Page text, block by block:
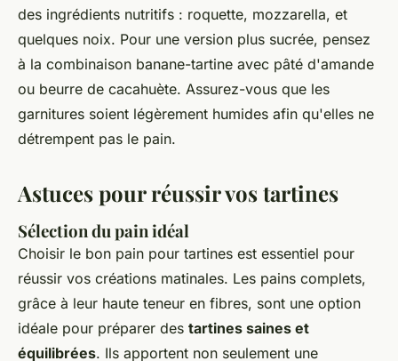
des ingrédients nutritifs : roquette, mozzarella, et
quelques noix. Pour une version plus sucrée, pensez
à la combinaison banane-tartine avec pâté d'amande
ou beurre de cacahuète. Assurez-vous que les
garnitures soient légèrement humides afin qu'elles ne
détrempent pas le pain.
Astuces pour réussir vos tartines
Sélection du pain idéal
Choisir le bon pain pour tartines est essentiel pour
réussir vos créations matinales. Les pains complets,
grâce à leur haute teneur en fibres, sont une option
idéale pour préparer des tartines saines et
équilibrées. Ils apportent non seulement une